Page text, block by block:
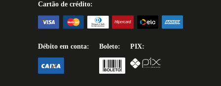
Cartão de crédito:
Débito em conta: Boleto: PIX: